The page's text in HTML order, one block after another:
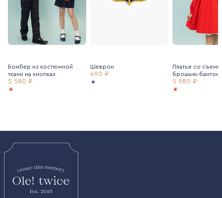
Бомбер из костюмной
ткани на кнопках
5 580 ₽
Шеврон
490 ₽
Платье со
брошью-бантом
5 980 ₽